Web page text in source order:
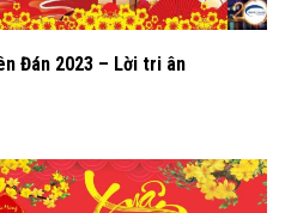
Đán 2023 – Lời tri ân